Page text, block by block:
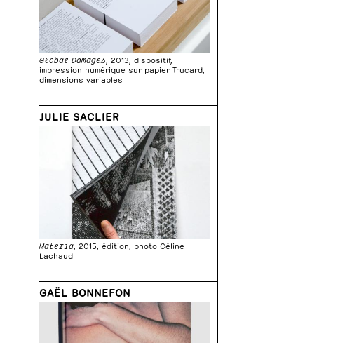
Global Damages , 2013, dispositif,
impression numérique sur papier Trucard,
dimensions variables
JULIE SACLIER
Materia, 2015, édition, photo Céline
Lachaud
GAËL BONNEFON